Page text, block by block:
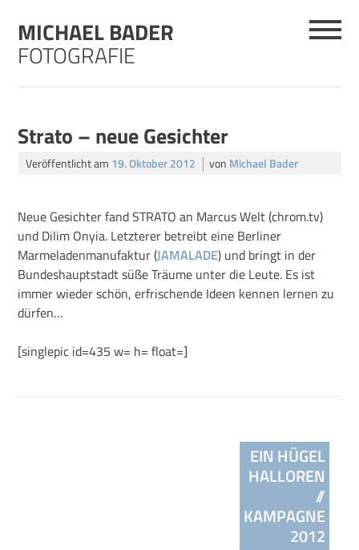
contentMICHAEL BADER
FOTOGRAFIE
Strato – neue Gesichter
Veröffentlicht am 19. Oktober 2012 von Michael Bader
Neue Gesichter fand STRATO an Marcus Welt (chrom.tv)
und Dilim Onyia. Letzterer betreibt eine Berliner
Marmeladenmanufaktur (JAMALADE) und bringt in der
Bundeshauptstadt süße Träume unter die Leute. Es ist
immer wieder schön, erfrischende Ideen kennen lernen zu
dürfen…
[singlepic id=435 w= h= float=]
EIN HÜGEL
HALLOREN
//
KAMPAGNE
2012